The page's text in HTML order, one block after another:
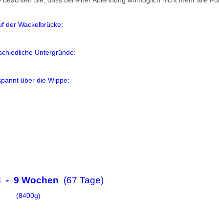
der Wackelbrücke:
Untergründe:
über die Wippe:
- 9 Wochen (67 Tage)
(8400g)